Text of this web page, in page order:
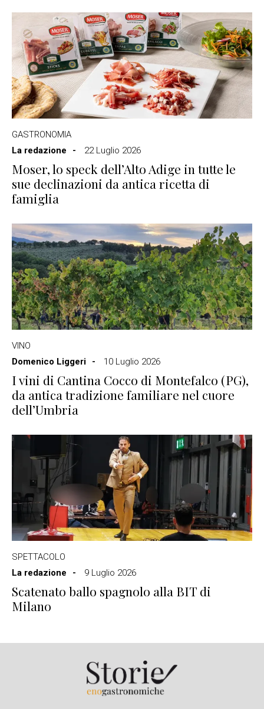
GASTRONOMIA
La redazione
22 Luglio 2026
Moser, lo speck dell’Alto Adige in tutte le
sue declinazioni da antica ricetta di
famiglia
VINO
Domenico Liggeri
10 Luglio 2026
I vini di Cantina Cocco di Montefalco (PG),
da antica tradizione familiare nel cuore
dell’Umbria
SPETTACOLO
La redazione
9 Luglio 2026
Scatenato ballo spagnolo alla BIT di
Milano